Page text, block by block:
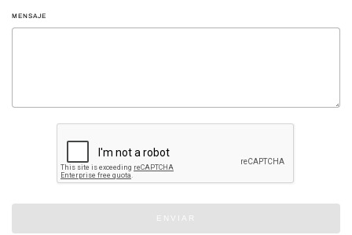
MENSAJE
ENVIAR